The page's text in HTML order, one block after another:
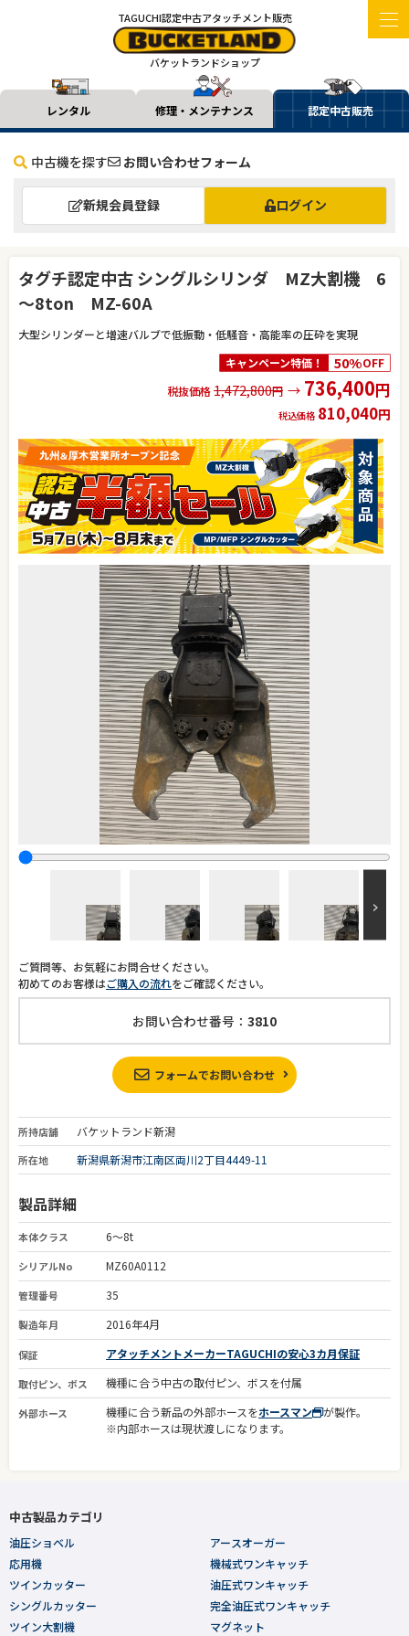
TAGUCHI認定中古アタッチメント販売
バケットランドショップ
レンタル 修理・メンテナンス 認定中古販売
中古機を探す お問い合わせフォーム
新規会員登録 ログイン
タグチ認定中古 シングルシリンダ MZ大割機 6
～8ton MZ-60A
大型シリンダーと増速バルブで低振動・低騒音・高能率の圧砕を実現
キャンペーン特価！
50%OFF
税抜価格1,472,800円 → 736,400円
税込価格 810,040円
ご質問等、お気軽にお問合せください。
初めてのお客様はご購入の流れをご確認ください。
お問い合わせ番号： 3810
フォームでお問い合わせ
所持店舗 バケットランド新潟
所在地 新潟県新潟市江南区両川2丁目4449-11
製品詳細
本体クラス 6～8t
シリアルNo MZ60A0112
管理番号 35
製造年月 2016年4月
保証 アタッチメントメーカーTAGUCHIの安心3カ月保証
取付ピン、ボス 機種に合う中古の取付ピン、ボスを付属
外部ホース 機種に合う新品の外部ホースをホースマン
が製作。
※内部ホースは現状渡しになります。
中古製品カテゴリ
油圧ショベル
応用機
ツインカッター
シングルカッター
ツイン大割機
アースオーガー
機械式ワンキャッチ
油圧式ワンキャッチ
完全油圧式ワンキャッチ
マグネット